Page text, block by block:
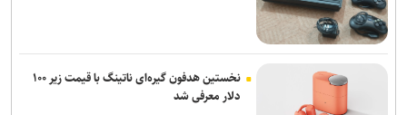
نخستین هدفون گیره‌ای ناتینگ با قیمت زیر ۱۰۰
دلار معرفی شد